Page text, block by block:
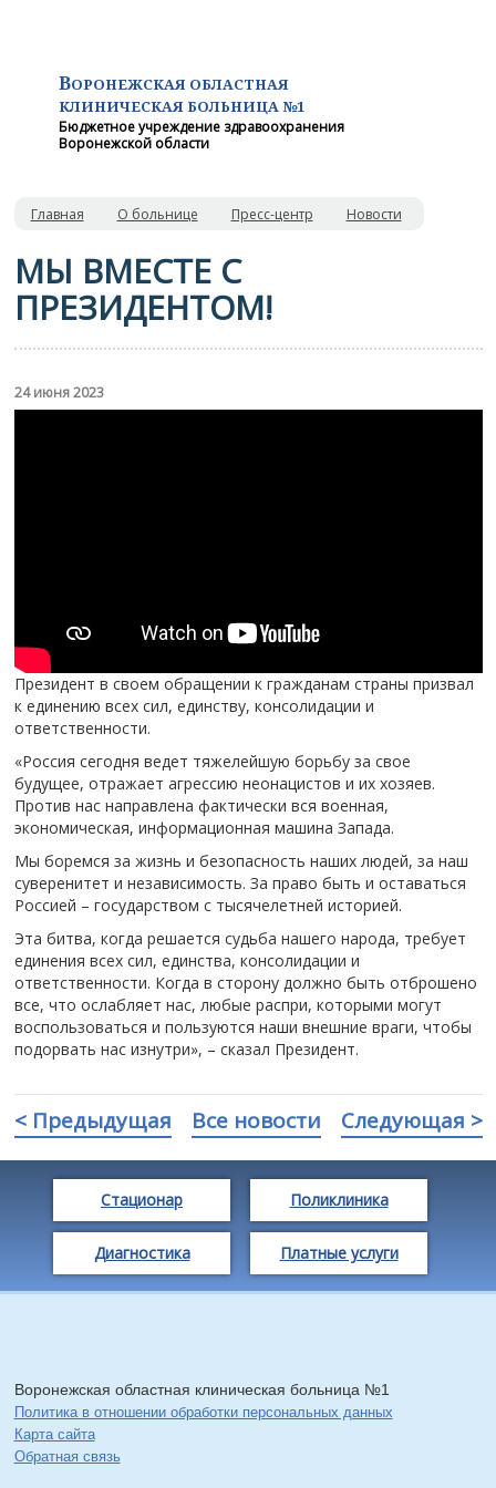
ВОРОНЕЖСКАЯ ОБЛАСТНАЯ
КЛИНИЧЕСКАЯ БОЛЬНИЦА №1
Бюджетное учреждение здравоохранения
Воронежской области
Главная О больнице Пресс-центр Новости
МЫ ВМЕСТЕ С
ПРЕЗИДЕНТОМ!
24 июня 2023
Президент в своем обращении к гражданам страны призвал
к единению всех сил, единству, консолидации и
ответственности.
«Россия сегодня ведет тяжелейшую борьбу за свое
будущее, отражает агрессию неонацистов и их хозяев.
Против нас направлена фактически вся военная,
экономическая, информационная машина Запада.
Мы боремся за жизнь и безопасность наших людей, за наш
суверенитет и независимость. За право быть и оставаться
Россией – государством с тысячелетней историей.
Эта битва, когда решается судьба нашего народа, требует
единения всех сил, единства, консолидации и
ответственности. Когда в сторону должно быть отброшено
все, что ослабляет нас, любые распри, которыми могут
воспользоваться и пользуются наши внешние враги, чтобы
подорвать нас изнутри», – сказал Президент.
< Предыдущая Все новости Следующая >
Стационар Поликлиника
Диагностика Платные услуги
Воронежская областная клиническая больница №1
Политика в отношении обработки персональных данных
Карта сайта
Обратная связь